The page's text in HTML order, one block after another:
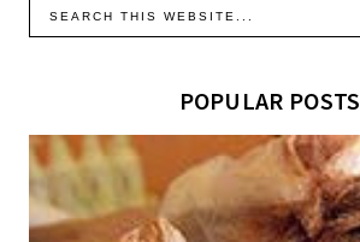
POPULAR POSTS